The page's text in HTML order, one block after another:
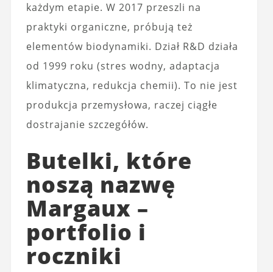
każdym etapie. W 2017 przeszli na
praktyki organiczne, próbują też
elementów biodynamiki. Dział R&D działa
od 1999 roku (stres wodny, adaptacja
klimatyczna, redukcja chemii). To nie jest
produkcja przemysłowa, raczej ciągłe
dostrajanie szczegółów.
Butelki, które
noszą nazwę
Margaux –
portfolio i
roczniki